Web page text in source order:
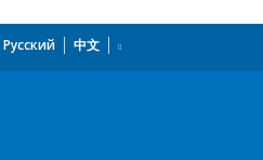
Русский 中文